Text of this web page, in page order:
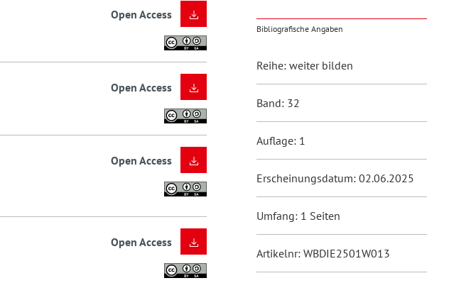
Open Access
Open Access
Open Access
Open Access
Bibliografische Angaben
Reihe: weiter bilden
Band: 32
Auflage: 1
Erscheinungsdatum: 02.06.2025
Umfang: 1 Seiten
Artikelnr: WBDIE2501W013